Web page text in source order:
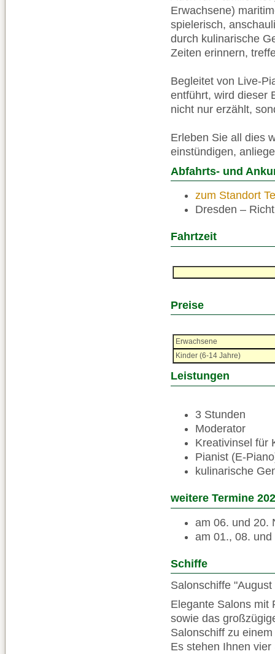
Erwachsene)
spielerisch,
durch kulinarische
Zeiten erinnern,
Begleitet von Live-
entführt, wird dieser
nicht nur erzählt,
Erleben Sie all dies
einstündigen,
Abfahrts- und
zum Standort
Dresden –
Fahrtzeit
Preise
Erwachsene
Kinder (6-14 Jahre)
Leistungen
3 Stunden
Moderator
Kreativinsel für
Pianist (E-
kulinarische
weitere Termine
am 06. und 20.
am 01., 08.
Schiffe
Salonschiffe
Elegante Salons mit
sowie das
Salonschiff zu
Es stehen Ihnen